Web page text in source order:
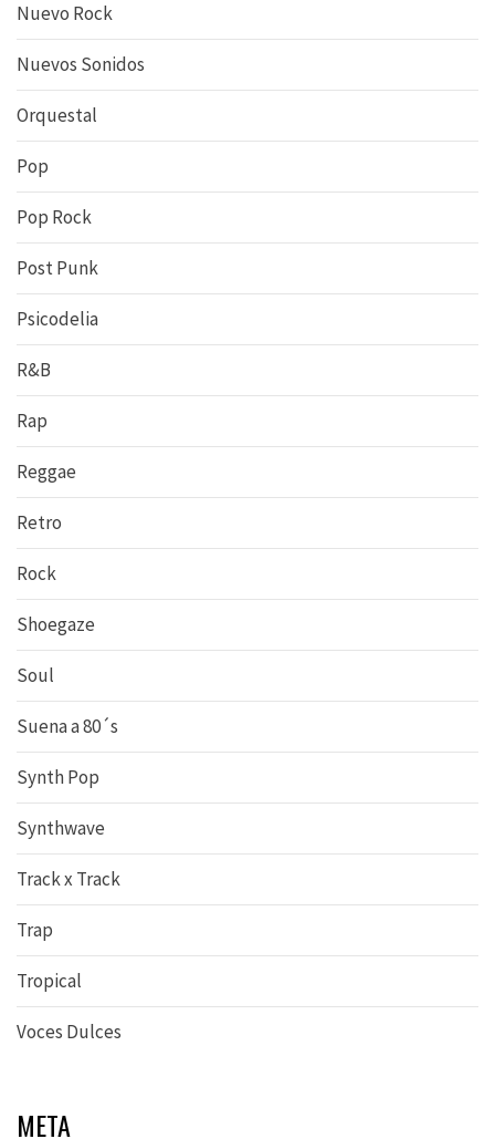
Nuevo Rock
Nuevos Sonidos
Orquestal
Pop
Pop Rock
Post Punk
Psicodelia
R&B
Rap
Reggae
Retro
Rock
Shoegaze
Soul
Suena a 80´s
Synth Pop
Synthwave
Track x Track
Trap
Tropical
Voces Dulces
META